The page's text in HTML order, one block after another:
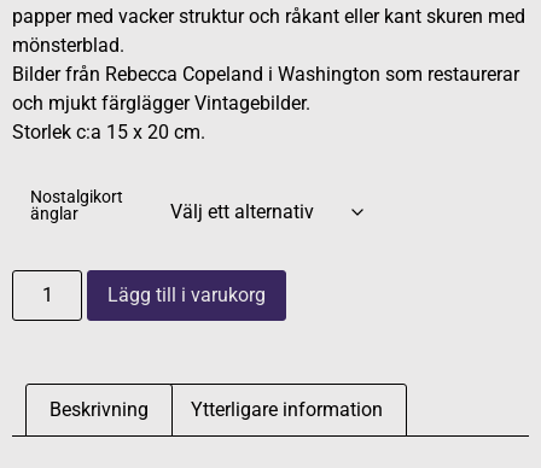
papper med vacker struktur och råkant eller kant skuren med
mönsterblad.
Bilder från Rebecca Copeland i Washington som restaurerar
och mjukt färglägger Vintagebilder.
Storlek c:a 15 x 20 cm.
Nostalgikort
änglar
Lägg till i varukorg
Beskrivning Ytterligare information